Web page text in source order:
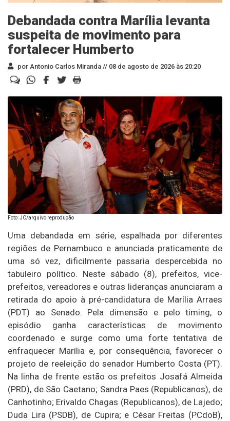
Debandada contra Marília levanta
suspeita de movimento para
fortalecer Humberto
por Antonio Carlos Miranda // 08 de agosto de 2026 às 20:20
Foto: JC/arquivo reprodução
Uma debandada em série, espalhada por diferentes
regiões de Pernambuco e anunciada praticamente de
uma só vez, dificilmente passaria despercebida no
tabuleiro político. Neste sábado (8), prefeitos, vice-
prefeitos, vereadores e outras lideranças anunciaram a
retirada do apoio à pré-candidatura de Marília Arraes
(PDT) ao Senado. Pela dimensão e pelo timing, o
episódio ganha características de movimento
coordenado e surge como uma forte tentativa de
enfraquecer Marília e, por consequência, favorecer o
projeto de reeleição do senador Humberto Costa (PT).
Na linha de frente estão os prefeitos Josafá Almeida
(PRD), de São Caetano; Sandra Paes (Republicanos), de
Canhotinho; Erivaldo Chagas (Republicanos), de Lajedo;
Duda Lira (PSDB), de Cupira; e César Freitas (PCdoB),